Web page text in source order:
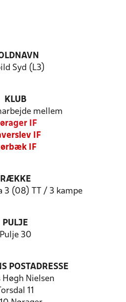
Syd (L3)
KLUB
mellem
IF
IF
IF
RÆKKE
3 (08) TT / 3 kampe
PULJE
Pulje 30
POSTADRESSE
Høgh Nielsen
Torsdal 11